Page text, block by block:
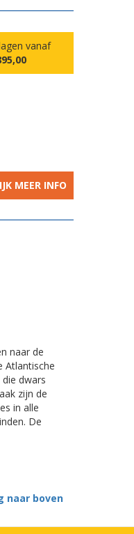
vanaf
MEER INFO
naar de
Atlantische
dwars
zijn de
in alle
De
naar boven